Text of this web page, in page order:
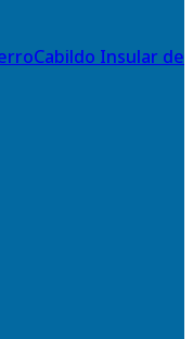
Cabildo Insular de